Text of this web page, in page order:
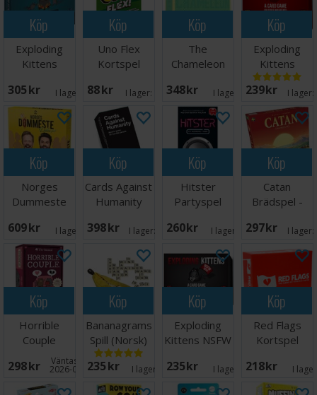
Köp
Exploding
Kittens
Disaster
305 SEK I lager: 6
Köp
Uno Flex
Kortspel
88 SEK I lager:
Köp
The
Chameleon
348 SEK I lager: 3
Köp
Exploding
Kittens
Kortspel
Engelsk
239 SEK I lager:
Köp
Norges
Dummeste
NORSK
609 SEK I lager: 9
Köp
Cards Against
Humanity
398 SEK I lager: 20+
Köp
Hitster
Partyspel
260 SEK I lager: 15
Köp
Catan
Brädspel -
297 SEK I lager:
Köp
Horrible
Couple
Partyspel
298 SEK Väntas in:
2026-09-30
Köp
Bananagrams
Spill (Norsk)
235 SEK I lager: 12
Köp
Exploding
Kittens NSFW
Engelsk
235 SEK I lager: 5
Köp
Red Flags
Kortspel
218 SEK I